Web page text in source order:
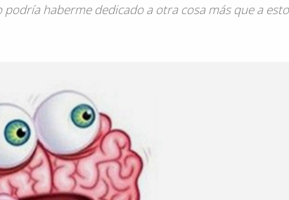
haberme dedicado a otra cosa más que a